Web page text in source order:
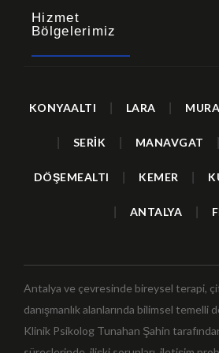
Hizmet
Bölgelerimiz
KONYAALTI LARA
SERİK MANAVGAT
DÖŞEMEALTI KEMER
ANTALYA
Antalya ve çevresinde bireysel terapi,
danışmanlık alanlarında bilimsel temelli
Klinik Psikolog Tunahan Şahin